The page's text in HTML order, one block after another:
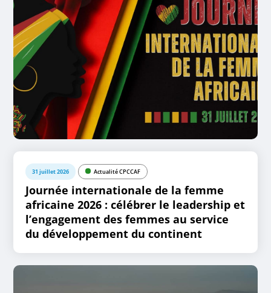
31 juillet 2026 Actualité CPCCAF
Journée internationale de la femme
africaine 2026 : célébrer le leadership et
l’engagement des femmes au service
du développement du continent